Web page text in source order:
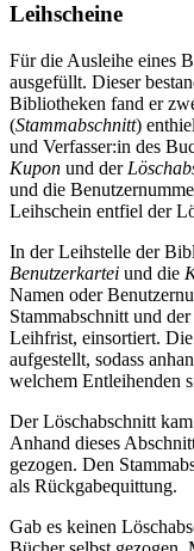
Leihscheine
Für die Ausleihe eines
ausgefüllt. Dieser
Bibliotheken fand er
(Stammabschnitt)
und Verfasser:in des
Kupon und der
und die
Leihschein entfiel der
In der Leihstelle der
Benutzerkartei und die
Namen oder
Stammabschnitt und
Leihfrist, einsortiert.
aufgestellt, sodass
welchem Entleihenden
Der Löschabschnitt
Anhand dieses
gezogen. Den
als Rückgabequittung.
Gab es keinen